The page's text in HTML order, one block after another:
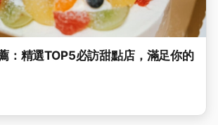
：精選TOP5必訪甜點店，滿足你的